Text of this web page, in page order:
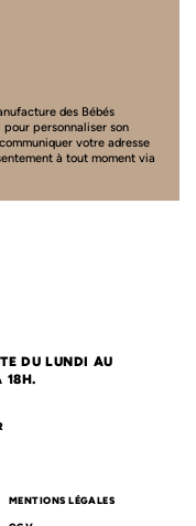
des Bébés
personnaliser son
votre adresse
à tout moment via
DU LUNDI AU
18H.
MENTIONS LÉGALES